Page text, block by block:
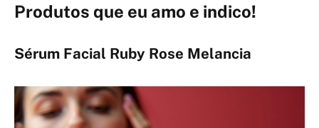
Produtos que eu amo e indico!
Sérum Facial Ruby Rose Melancia